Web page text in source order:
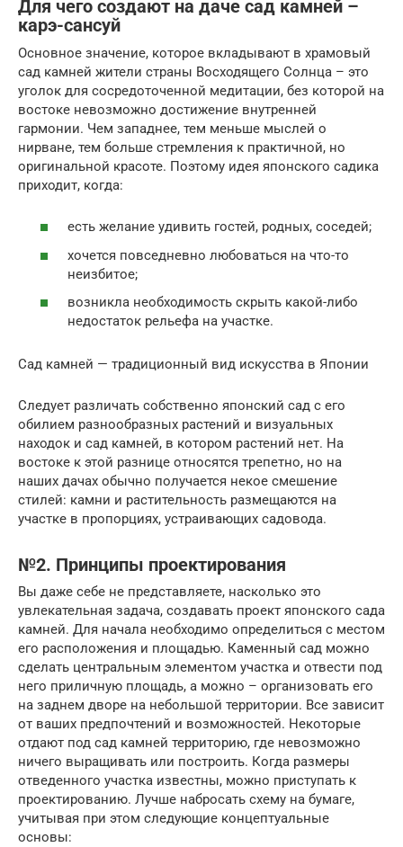
Для чего создают на даче сад камней –
карэ-сансуй
Основное значение, которое вкладывают в храмовый
сад камней жители страны Восходящего Солнца – это
уголок для сосредоточенной медитации, без которой на
востоке невозможно достижение внутренней
гармонии. Чем западнее, тем меньше мыслей о
нирване, тем больше стремления к практичной, но
оригинальной красоте. Поэтому идея японского садика
приходит, когда:
есть желание удивить гостей, родных, соседей;
хочется повседневно любоваться на что-то
неизбитое;
возникла необходимость скрыть какой-либо
недостаток рельефа на участке.
Сад камней — традиционный вид искусства в Японии
Следует различать собственно японский сад с его
обилием разнообразных растений и визуальных
находок и сад камней, в котором растений нет. На
востоке к этой разнице относятся трепетно, но на
наших дачах обычно получается некое смешение
стилей: камни и растительность размещаются на
участке в пропорциях, устраивающих садовода.
№2. Принципы проектирования
Вы даже себе не представляете, насколько это
увлекательная задача, создавать проект японского сада
камней. Для начала необходимо определиться с местом
его расположения и площадью. Каменный сад можно
сделать центральным элементом участка и отвести под
него приличную площадь, а можно – организовать его
на заднем дворе на небольшой территории. Все зависит
от ваших предпочтений и возможностей. Некоторые
отдают под сад камней территорию, где невозможно
ничего выращивать или построить. Когда размеры
отведенного участка известны, можно приступать к
проектированию. Лучше набросать схему на бумаге,
учитывая при этом следующие концептуальные
основы: